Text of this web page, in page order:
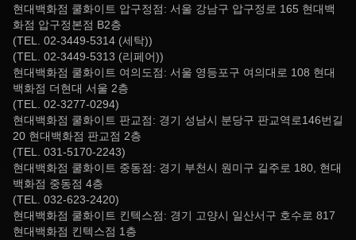
현대백화점 쿨화이트 압구정점: 서울 강남구 압구정로 165 현대백
화점 압구정본점 B2층
(TEL. 02-3449-5314 (세탁))
(TEL. 02-3449-5313 (리페어))
현대백화점 쿨화이트 여의도점: 서울 영등포구 여의대로 108 현대
백화점 더현대 서울 2층
(TEL. 02-3277-0294)
현대백화점 쿨화이트 판교점: 경기 성남시 분당구 판교역로146번길
20 현대백화점 판교점 2층
(TEL. 031-5170-2243)
현대백화점 쿨화이트 중동점: 경기 부천시 원미구 길주로 180, 현대
백화점 중동점 4층
(TEL. 032-623-2420)
현대백화점 쿨화이트 킨텍스점: 경기 고양시 일산서구 호수로 817
현대백화점 킨텍스점 1층